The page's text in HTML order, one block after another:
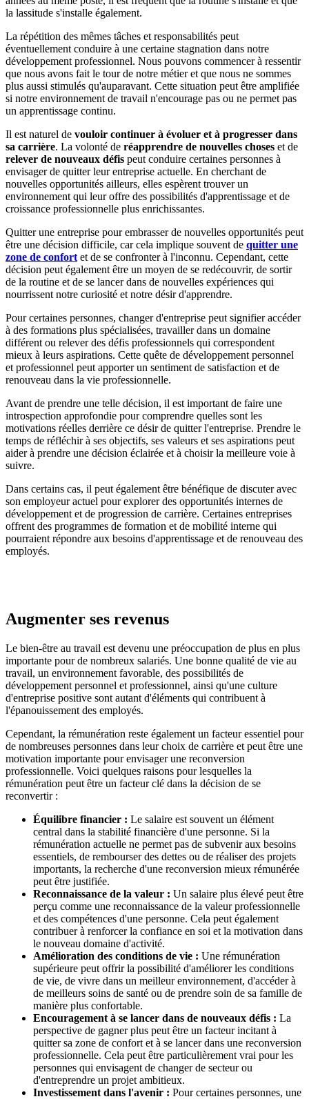
la lassitude s'installe également.
La répétition des mêmes tâches et responsabilités peut
éventuellement conduire à une certaine stagnation dans notre
développement professionnel. Nous pouvons commencer à ressentir
que nous avons fait le tour de notre métier et que nous ne sommes
plus aussi stimulés qu'auparavant. Cette situation peut être amplifiée
si notre environnement de travail n'encourage pas ou ne permet pas
un apprentissage continu.
Il est naturel de vouloir continuer à évoluer et à progresser dans
sa carrière. La volonté de réapprendre de nouvelles choses et de
relever de nouveaux défis peut conduire certaines personnes à
envisager de quitter leur entreprise actuelle. En cherchant de
nouvelles opportunités ailleurs, elles espèrent trouver un
environnement qui leur offre des possibilités d'apprentissage et de
croissance professionnelle plus enrichissantes.
Quitter une entreprise pour embrasser de nouvelles opportunités peut
être une décision difficile, car cela implique souvent de quitter une
zone de confort et de se confronter à l'inconnu. Cependant, cette
décision peut également être un moyen de se redécouvrir, de sortir
de la routine et de se lancer dans de nouvelles expériences qui
nourrissent notre curiosité et notre désir d'apprendre.
Pour certaines personnes, changer d'entreprise peut signifier accéder
à des formations plus spécialisées, travailler dans un domaine
différent ou relever des défis professionnels qui correspondent
mieux à leurs aspirations. Cette quête de développement personnel
et professionnel peut apporter un sentiment de satisfaction et de
renouveau dans la vie professionnelle.
Avant de prendre une telle décision, il est important de faire une
introspection approfondie pour comprendre quelles sont les
motivations réelles derrière ce désir de quitter l'entreprise. Prendre le
temps de réfléchir à ses objectifs, ses valeurs et ses aspirations peut
aider à prendre une décision éclairée et à choisir la meilleure voie à
suivre.
Dans certains cas, il peut également être bénéfique de discuter avec
son employeur actuel pour explorer des opportunités internes de
développement et de progression de carrière. Certaines entreprises
offrent des programmes de formation et de mobilité interne qui
pourraient répondre aux besoins d'apprentissage et de renouveau des
employés.
Augmenter ses revenus
Le bien-être au travail est devenu une préoccupation de plus en plus
importante pour de nombreux salariés. Une bonne qualité de vie au
travail, un environnement favorable, des possibilités de
développement personnel et professionnel, ainsi qu'une culture
d'entreprise positive sont autant d'éléments qui contribuent à
l'épanouissement des employés.
Cependant, la rémunération reste également un facteur essentiel pour
de nombreuses personnes dans leur choix de carrière et peut être une
motivation importante pour envisager une reconversion
professionnelle. Voici quelques raisons pour lesquelles la
rémunération peut être un facteur clé dans la décision de se
reconvertir :
Équilibre financier : Le salaire est souvent un élément
central dans la stabilité financière d'une personne. Si la
rémunération actuelle ne permet pas de subvenir aux besoins
essentiels, de rembourser des dettes ou de réaliser des projets
importants, la recherche d'une reconversion mieux rémunérée
peut être justifiée.
Reconnaissance de la valeur : Un salaire plus élevé peut être
perçu comme une reconnaissance de la valeur professionnelle
et des compétences d'une personne. Cela peut également
contribuer à renforcer la confiance en soi et la motivation dans
le nouveau domaine d'activité.
Amélioration des conditions de vie : Une rémunération
supérieure peut offrir la possibilité d'améliorer les conditions
de vie, de vivre dans un meilleur environnement, d'accéder à
de meilleurs soins de santé ou de prendre soin de sa famille de
manière plus confortable.
Encouragement à se lancer dans de nouveaux défis : La
perspective de gagner plus peut être un facteur incitant à
quitter sa zone de confort et à se lancer dans une reconversion
professionnelle. Cela peut être particulièrement vrai pour les
personnes qui envisagent de changer de secteur ou
d'entreprendre un projet ambitieux.
Investissement dans l'avenir : Pour certaines personnes, une